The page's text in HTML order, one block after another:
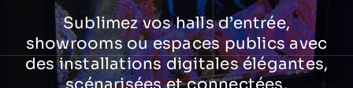
Sublimez vos halls d’entrée,
showrooms ou espaces publics avec
des installations digitales élégantes,